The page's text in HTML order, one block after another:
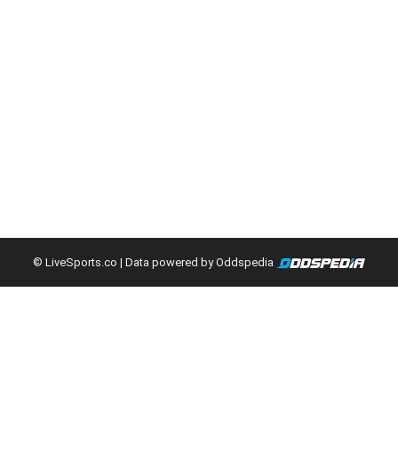
© LiveSports.co | Data powered by Oddspedia